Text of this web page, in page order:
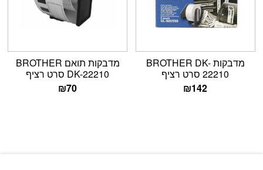
מדבקות BROTHER DK-
22210 סרט רציף
₪142
מדבקות תואם BROTHER
DK-22210 סרט רציף
₪70